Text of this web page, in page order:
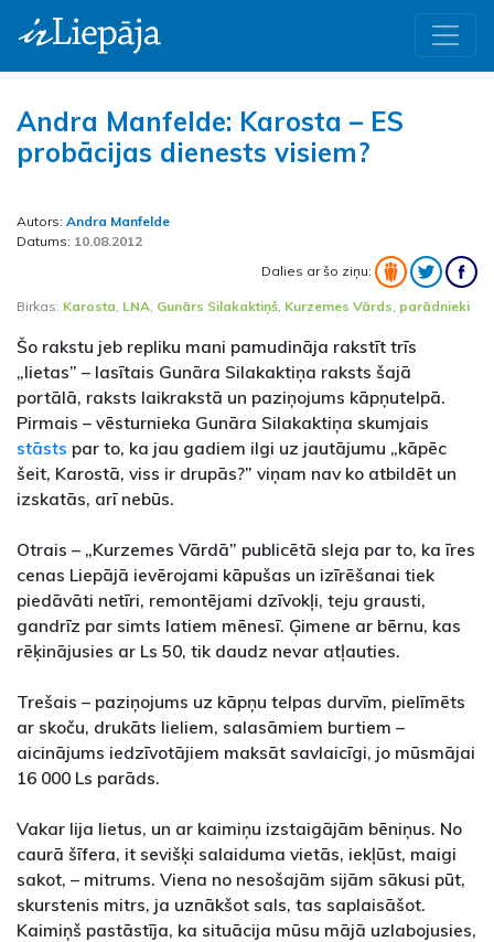
Andra Manfelde: Karosta – ES
probācijas dienests visiem?
Autors: Andra Manfelde
Datums: 10.08.2012
Dalies ar šo ziņu:
Birkas: Karosta LNA Gunārs Silakaktiņš Kurzemes Vārds parādnieki
Šo rakstu jeb repliku mani pamudināja rakstīt trīs
„lietas” – lasītais Gunāra Silakaktiņa raksts šajā
portālā, raksts laikrakstā un paziņojums kāpņutelpā.
Pirmais – vēsturnieka Gunāra Silakaktiņa skumjais
stāsts par to, ka jau gadiem ilgi uz jautājumu „kāpēc
šeit, Karostā, viss ir drupās?” viņam nav ko atbildēt un
izskatās, arī nebūs.
Otrais – „Kurzemes Vārdā” publicētā sleja par to, ka īres
cenas Liepājā ievērojami kāpušas un izīrēšanai tiek
piedāvāti netīri, remontējami dzīvokļi, teju grausti,
gandrīz par simts latiem mēnesī. Ģimene ar bērnu, kas
rēķinājusies ar Ls 50, tik daudz nevar atļauties.
Trešais – paziņojums uz kāpņu telpas durvīm, pielīmēts
ar skoču, drukāts lieliem, salasāmiem burtiem –
aicinājums iedzīvotājiem maksāt savlaicīgi, jo mūsmājai
16 000 Ls parāds.
Vakar lija lietus, un ar kaimiņu izstaigājām bēniņus. No
caurā šīfera, it sevišķi salaiduma vietās, iekļūst, maigi
sakot, – mitrums. Viena no nesošajām sijām sākusi pūt,
skurstenis mitrs, ja uznākšot sals, tas saplaisāšot.
Kaimiņš pastāstīja, ka situācija mūsu mājā uzlabojusies,